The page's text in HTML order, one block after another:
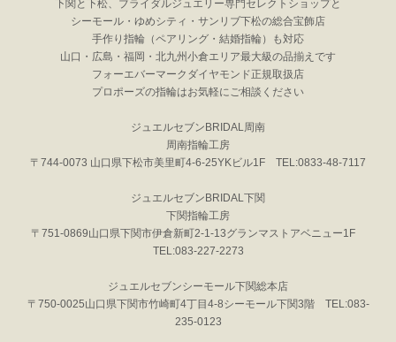
下関と下松、ブライダルジュエリー専門セレクトショップと
シーモール・ゆめシティ・サンリブ下松の総合宝飾店
手作り指輪（ペアリング・結婚指輪）も対応
山口・広島・福岡・北九州小倉エリア最大級の品揃えです
フォーエバーマークダイヤモンド正規取扱店
プロポーズの指輪はお気軽にご相談ください
ジュエルセブンBRIDAL周南
周南指輪工房
〒744-0073 山口県下松市美里町4-6-25YKビル1F TEL:0833-48-7117
ジュエルセブンBRIDAL下関
下関指輪工房
〒751-0869山口県下関市伊倉新町2-1-13グランマストアベニュー1F
TEL:083-227-2273
ジュエルセブンシーモール下関総本店
〒750-0025山口県下関市竹崎町4丁目4-8シーモール下関3階 TEL:083-
235-0123